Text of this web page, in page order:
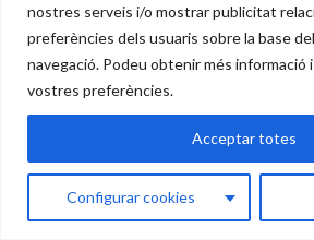
nostres serveis i/o mostrar publicitat
preferències dels usuaris sobre la base
navegació. Podeu obtenir més informació
vostres preferències.
Configurar cookies
Acceptar totes